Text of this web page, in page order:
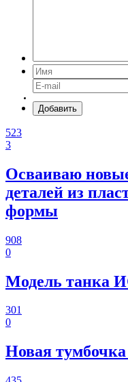
Добавить
523
3
Осваиваю
деталей из
формы
908
0
Модель танка
301
0
Новая